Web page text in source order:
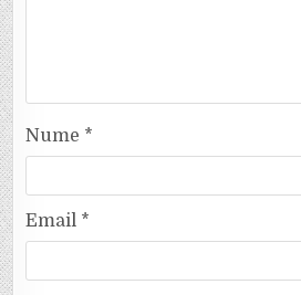
Nume *
Email *